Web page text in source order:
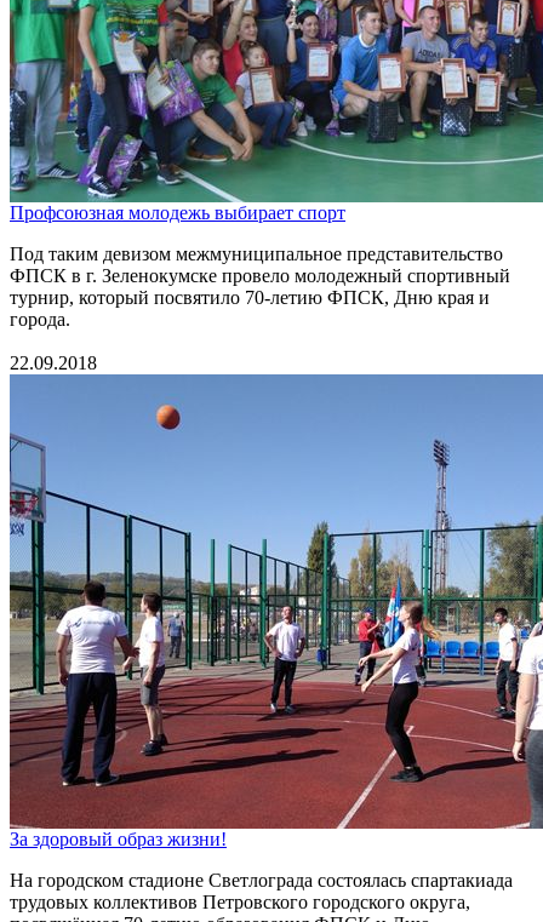
Профсоюзная молодежь выбирает спорт
Под таким девизом межмуниципальное представительство
ФПСК в г. Зеленокумске провело молодежный спортивный
турнир, который посвятило 70-летию ФПСК, Дню края и
города.
22.09.2018
За здоровый образ жизни!
На городском стадионе Светлограда состоялась спартакиада
трудовых коллективов Петровского городского округа,